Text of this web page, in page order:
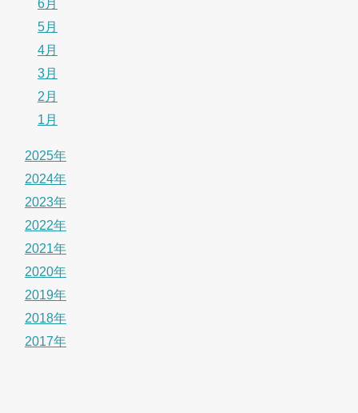
6月
5月
4月
3月
2月
1月
2025年
2024年
2023年
2022年
2021年
2020年
2019年
2018年
2017年